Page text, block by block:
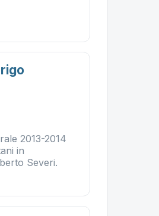
2013-2014
in
Severi.